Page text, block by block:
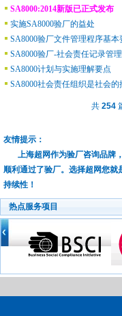
SA8000:2014新版已正式发布
实施SA8000验厂的益处
SA8000验厂文件管理程序基本
SA8000验厂-社会责任记录管
SA8000计划与实施理解要点
SA8000社会责任组织是社会
共 254
友情提示：
上海超网作为验厂咨询品牌，
顺利通过了验厂。选择超网您就
持续性！
热点服务项目